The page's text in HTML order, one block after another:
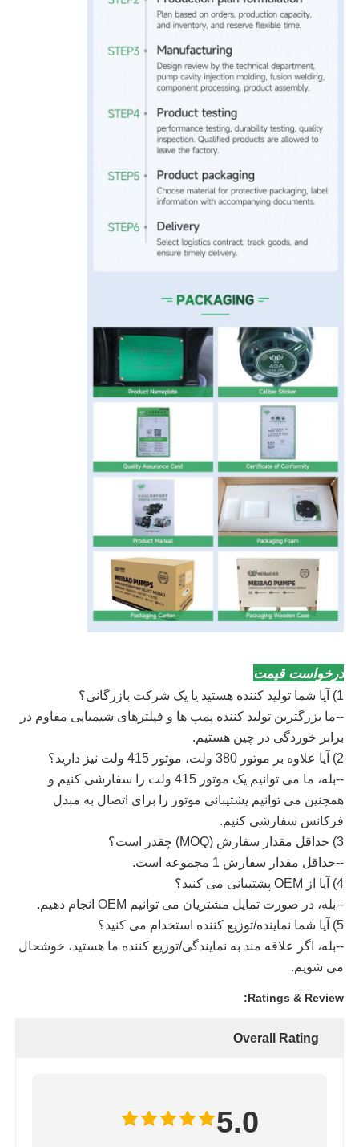
درخواست قیمت
1) آیا شما تولید کننده هستید یا یک شرکت بازرگانی؟
--ما بزرگترین تولید کننده پمپ ها و فیلترهای شیمیایی مقاوم در
برابر خوردگی در چین هستیم.
2) آیا علاوه بر موتور 380 ولت، موتور 415 ولت نیز دارید؟
--بله، ما می توانیم یک موتور 415 ولت را سفارشی کنیم و
همچنین می توانیم پشتیبانی موتور را برای اتصال به مبدل
فرکانس سفارشی کنیم.
3) حداقل مقدار سفارش (MOQ) چقدر است؟
--حداقل مقدار سفارش 1 مجموعه است.
4) آیا از OEM پشتیبانی می کنید؟
--بله، در صورت تمایل مشتریان می توانیم OEM انجام دهیم.
5) آیا شما نماینده/توزیع کننده استخدام می کنید؟
--بله، اگر علاقه مند به نمایندگی/توزیع کننده ما هستید، خوشحال
می شویم.
Ratings & Review:
Overall Rating
5.0